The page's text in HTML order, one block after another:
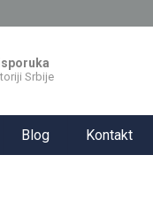
Srbije
Blog Kontakt